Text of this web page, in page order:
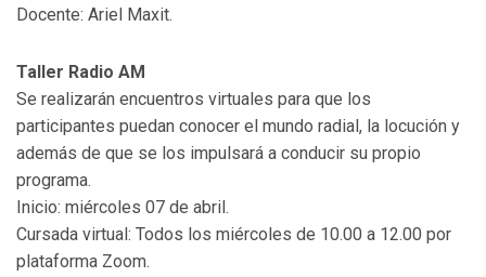
Docente: Ariel Maxit.
Taller Radio AM
Se realizarán encuentros virtuales para que los
participantes puedan conocer el mundo radial, la locución y
además de que se los impulsará a conducir su propio
programa.
Inicio: miércoles 07 de abril.
Cursada virtual: Todos los miércoles de 10.00 a 12.00 por
plataforma Zoom.